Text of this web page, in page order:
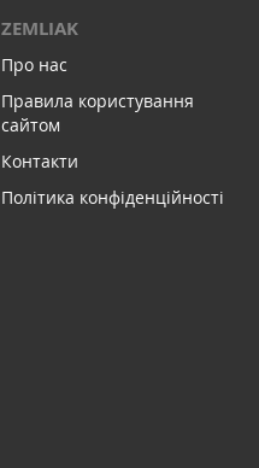
ZEMLIAK
Про нас
Правила користування
сайтом
Контакти
Політика конфіденційності